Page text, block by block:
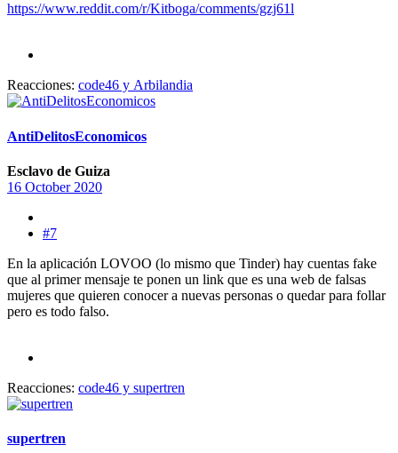
https://www.reddit.com/r/Kitboga/comments/gzj61l
Reacciones: code46 y Arbilandia
AntiDelitosEconomicos
Esclavo de Guiza
16 October 2020
#7
En la aplicación LOVOO (lo mismo que Tinder) hay cuentas fake
que al primer mensaje te ponen un link que es una web de falsas
mujeres que quieren conocer a nuevas personas o quedar para follar
pero es todo falso.
Reacciones: code46 y supertren
supertren